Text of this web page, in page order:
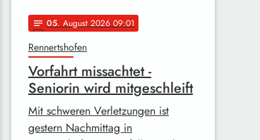
notes 05. August 2026 09:01
Rennertshofen
Vorfahrt missachtet -
Seniorin wird mitgeschleift
Mit schweren Verletzungen ist
gestern Nachmittag in